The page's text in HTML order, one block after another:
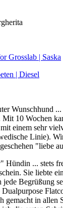
Grosslab | Saska
| Diesel
Wunschhund
10 Wochen
einem sehr
Linie).
"liebe
Hündin ... stets
Sie liebte
jede Begrüßung
gemacht in allen